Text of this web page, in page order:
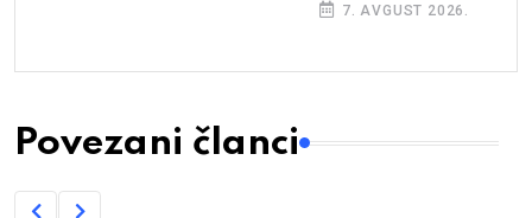
7. AVGUST 2026.
Povezani članci